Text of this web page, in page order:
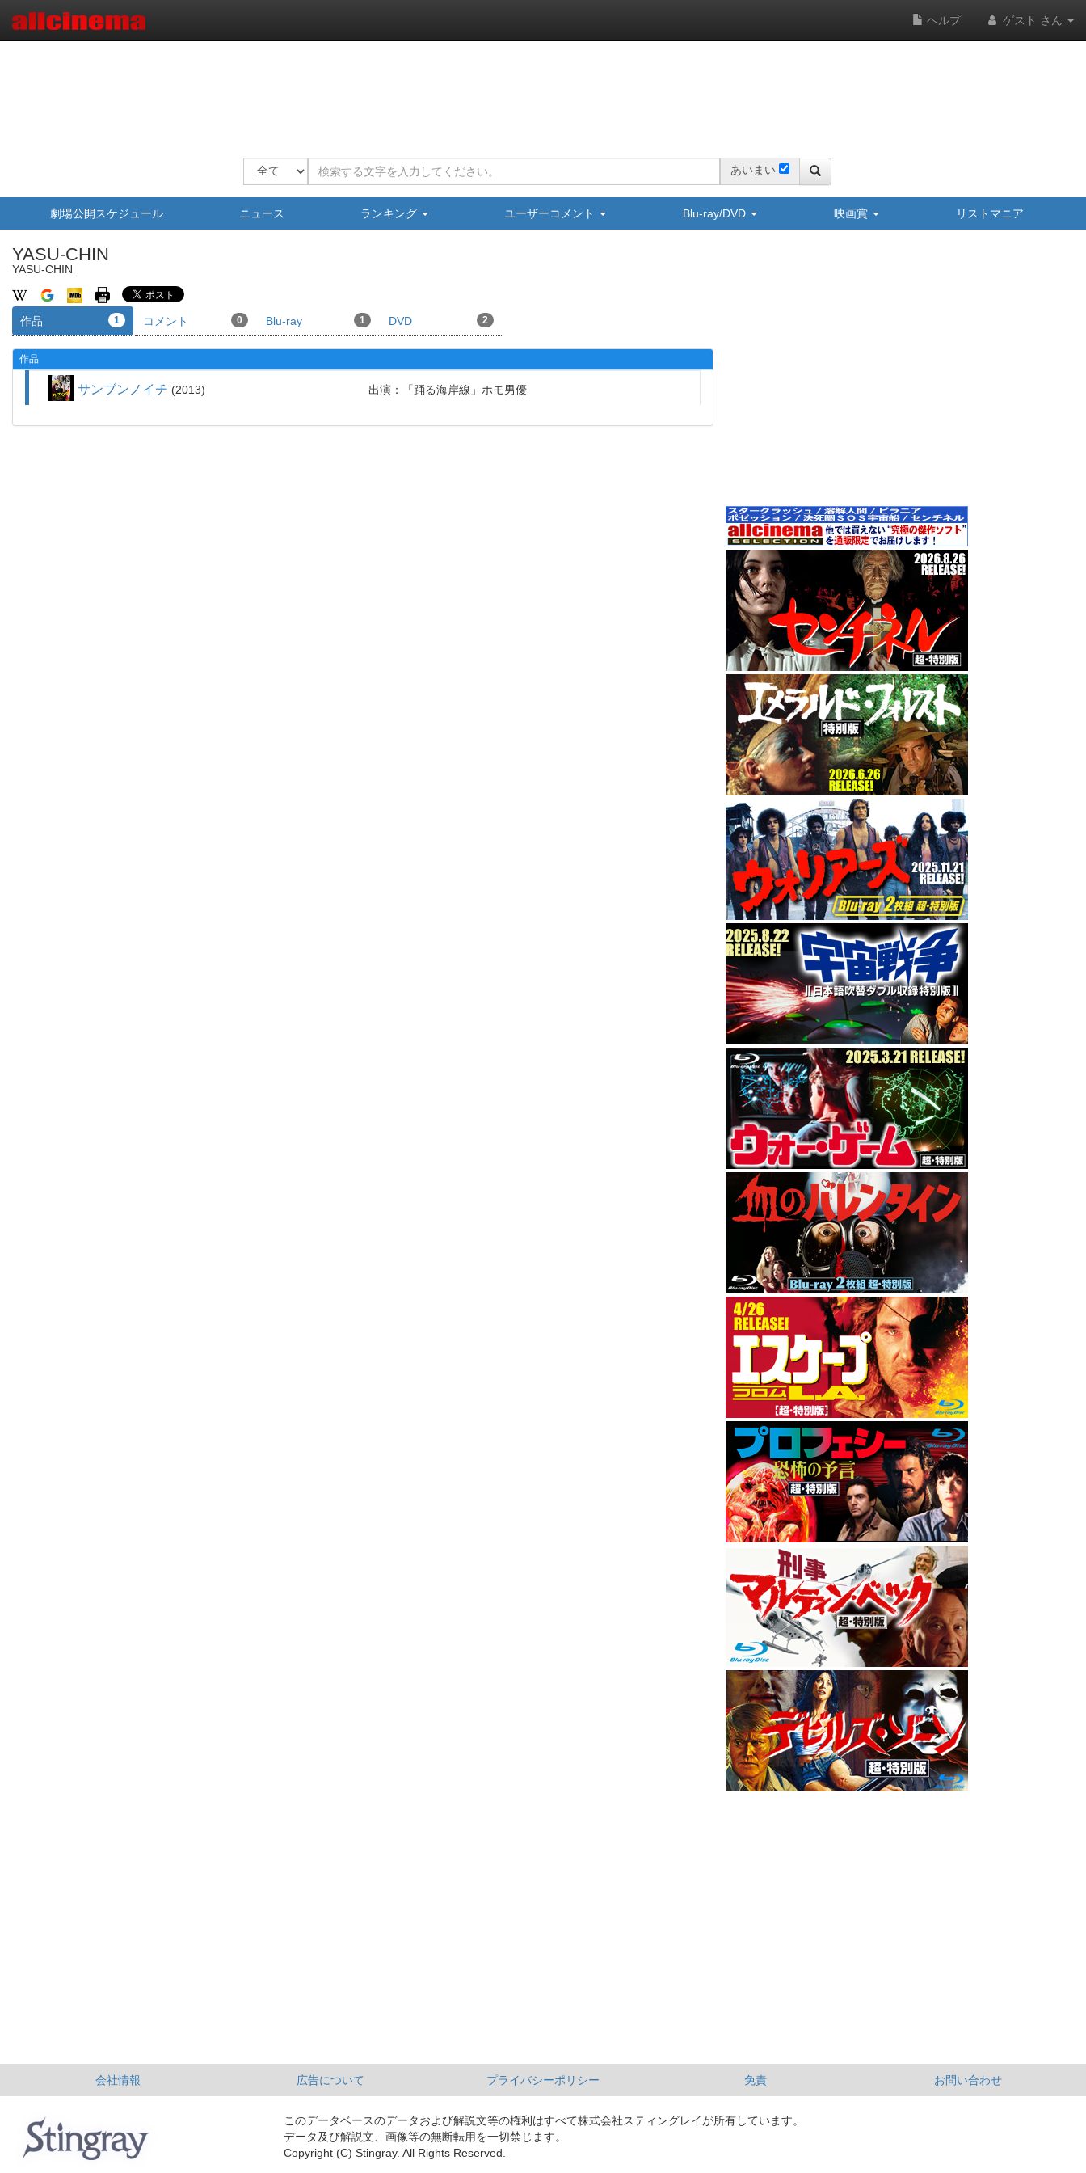
ヘルプ ゲスト さん
あいまい
劇場公開スケジュール ニュース ランキング ユーザーコメント Blu-ray/DVD 映画賞 リストマニア
YASU-CHIN
YASU-CHIN
作品 1 コメント 0 Blu-ray 1 DVD 2
作品
サンブンノイチ 2013 出演：「踊る海岸線」ホモ男優
会社情報 広告について プライバシーポリシー 免責 お問い合わせ
このデータベースのデータおよび解説文等の権利はすべて株式会社スティングレイが所有しています。
データ及び解説文、画像等の無断転用を一切禁じます。
Copyright (C) Stingray. All Rights Reserved.